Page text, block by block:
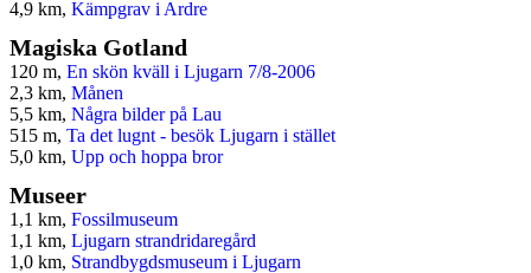
4,9 km, Kämpgrav i Ardre
Magiska Gotland
120 m, En skön kväll i Ljugarn 7/8-2006
2,3 km, Månen
5,5 km, Några bilder på Lau
515 m, Ta det lugnt - besök Ljugarn i stället
5,0 km, Upp och hoppa bror
Museer
1,1 km, Fossilmuseum
1,1 km, Ljugarn strandridaregård
1,0 km, Strandbygdsmuseum i Ljugarn